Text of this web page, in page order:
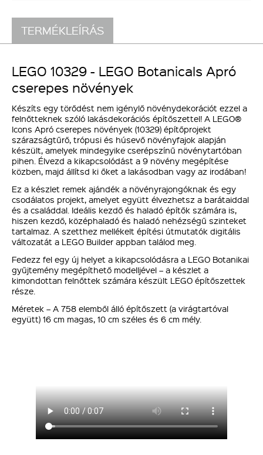
TERMÉKLEÍRÁS
LEGO 10329 - LEGO Botanicals Apró
cserepes növények
Készíts egy törődést nem igénylő növénydekorációt ezzel a
felnőtteknek szóló lakásdekorációs építőszettel! A LEGO®
Icons Apró cserepes növények (10329) építőprojekt
szárazságtűrő, trópusi és húsevő növényfajok alapján
készült, amelyek mindegyike cserépszínű növénytartóban
pihen. Élvezd a kikapcsolódást a 9 növény megépítése
közben, majd állítsd ki őket a lakásodban vagy az irodában!
Ez a készlet remek ajándék a növényrajongóknak és egy
csodálatos projekt, amelyet együtt élvezhetsz a barátaiddal
és a családdal. Ideális kezdő és haladó építők számára is,
hiszen kezdő, középhaladó és haladó nehézségű szinteket
tartalmaz. A szetthez mellékelt építési útmutatók digitális
változatát a LEGO Builder appban találod meg.
Fedezz fel egy új helyet a kikapcsolódásra a LEGO Botanikai
gyűjtemény megépíthető modelljével – a készlet a
kimondottan felnőttek számára készült LEGO építőszettek
része.
Méretek – A 758 elemből álló építőszett (a virágtartóval
együtt) 16 cm magas, 10 cm széles és 6 cm mély.